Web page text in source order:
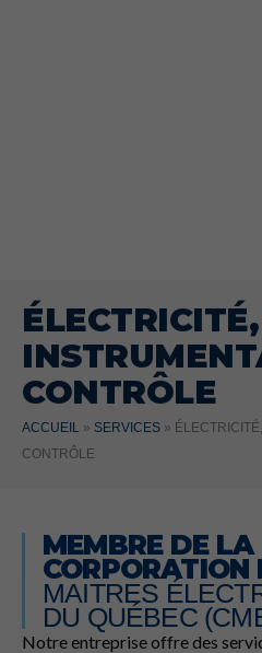
ÉLECTRICITÉ,
CONTRÔLE
ACCUEIL » SERVICES »
CONTRÔLE
MEMBRE DE LA
CORPORATION
MAITRES
DU QUÉBEC
Notre entreprise offre des